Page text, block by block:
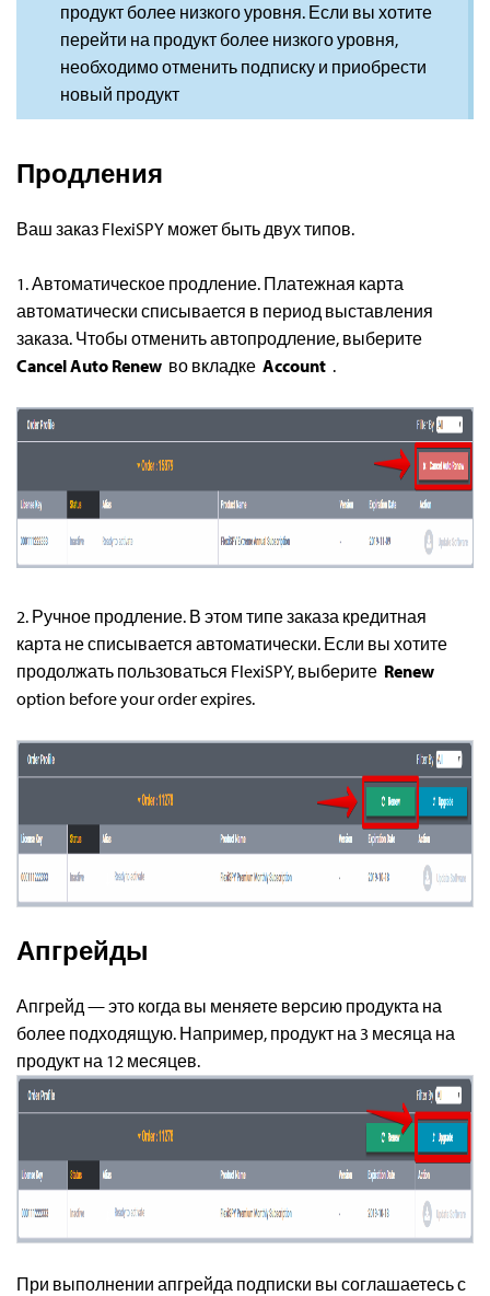
продукт более низкого уровня. Если вы хотите
перейти на продукт более низкого уровня,
необходимо отменить подписку и приобрести
новый продукт
Продления
Ваш заказ FlexiSPY может быть двух типов.
1. Автоматическое продление. Платежная карта
автоматически списывается в период выставления
заказа. Чтобы отменить автопродление, выберите
Cancel Auto Renew во вкладке Account .
2. Ручное продление. В этом типе заказа кредитная
карта не списывается автоматически. Если вы хотите
продолжать пользоваться FlexiSPY, выберите Renew
option before your order expires.
Апгрейды
Апгрейд — это когда вы меняете версию продукта на
более подходящую. Например, продукт на 3 месяца на
продукт на 12 месяцев.
При выполнении апгрейда подписки вы соглашаетесь с